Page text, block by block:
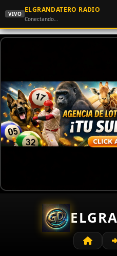
VIVO
ELGRANDATERO RADIO
Conectando…